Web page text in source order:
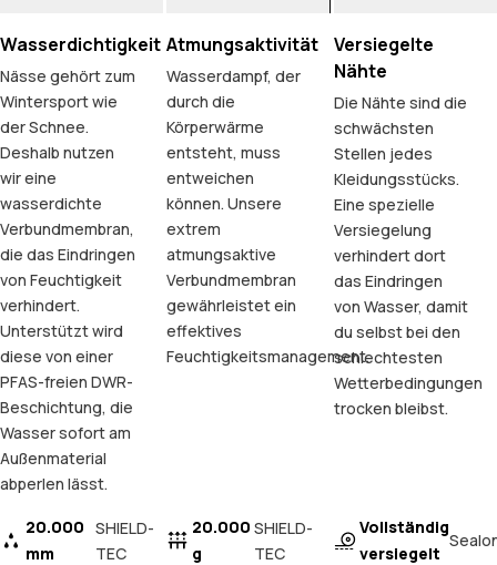
Wasserdichtigkeit
Nässe gehört zum
Wintersport wie
der Schnee.
Deshalb nutzen
wir eine
wasserdichte
Verbundmembran,
die das Eindringen
von Feuchtigkeit
verhindert.
Unterstützt wird
diese von einer
PFAS-freien DWR-
Beschichtung, die
Wasser sofort am
Außenmaterial
abperlen lässt.
20.000
mm
SHIELD-
TEC
Atmungsaktivität
Wasserdampf, der
durch die
Körperwärme
entsteht, muss
entweichen
können. Unsere
extrem
atmungsaktive
Verbundmembran
gewährleistet ein
effektives
Feuchtigkeitsmanagement.
20.000
g
SHIELD-
TEC
Versiegelte
Nähte
Die Nähte sind die
schwächsten
Stellen jedes
Kleidungsstücks.
Eine spezielle
Versiegelung
verhindert dort
das Eindringen
von Wasser, damit
du selbst bei den
schlechtesten
Wetterbedingungen
trocken bleibst.
Vollständig
versiegelt